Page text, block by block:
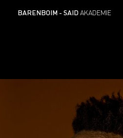
BARENBOIM - SAIDAKADEMIE